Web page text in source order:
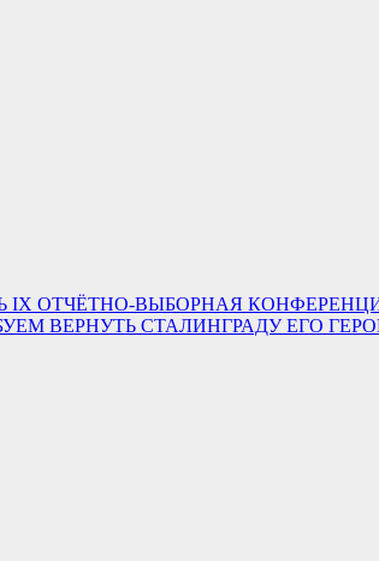
IX ОТЧЁТНО-ВЫБОРНАЯ
ВЕРНУТЬ СТАЛИНГРАДУ ЕГО